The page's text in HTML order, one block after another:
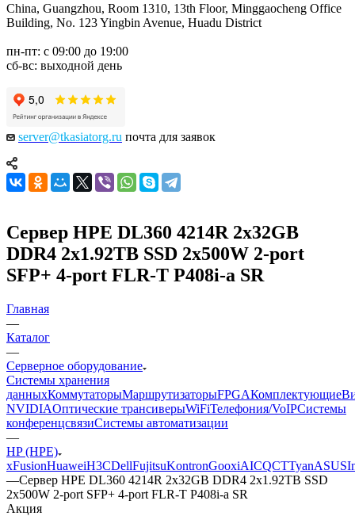
China, Guangzhou, Room 1310, 13th Floor, Minggaocheng Office
Building, No. 123 Yingbin Avenue, Huadu District
пн-пт: с 09:00 до 19:00
сб-вс: выходной день
server@tkasiatorg.ru почта для заявок
Сервер HPE DL360 4214R 2x32GB
DDR4 2x1.92TB SSD 2x500W 2-port
SFP+ 4-port FLR-T P408i-a SR
Главная
—
Каталог
—
Серверное оборудование
Системы хранения
данныхКоммутаторыМаршрутизаторыFPGAКомплектующие
NVIDIAОптические трансиверыWiFiТелефония/VoIPСистемы
конференцсвязиСистемы автоматизации
—
HP (HPE)
xFusionHuaweiH3CDellFujitsuKontronGooxiAICQCTTyanASUS
—Сервер HPE DL360 4214R 2x32GB DDR4 2x1.92TB SSD
2x500W 2-port SFP+ 4-port FLR-T P408i-a SR
Акция